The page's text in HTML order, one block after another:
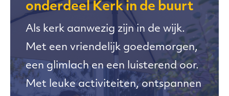
onderdeel Kerk in de buurt
Als kerk aanwezig zijn in de wijk.
Met een vriendelijk goedemorgen,
een glimlach en een luisterend oor.
Met leuke activiteiten, ontspannen